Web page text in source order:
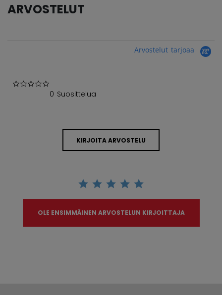
ARVOSTELUT
Arvostelut tarjoaa
0 Suosittelua
KIRJOITA ARVOSTELU
OLE ENSIMMÄINEN ARVOSTELUN KIRJOITTAJA